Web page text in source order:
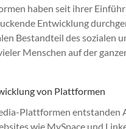
haben seit ihrer
Entwicklung
Bestandteil des sozialen
Menschen auf der
von Plattformen
Plattformen entstanden
wie MySpace und